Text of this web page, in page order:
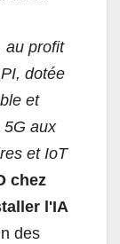
au profit
dotée
et
5G aux
et IoT
chez
l'IA
des